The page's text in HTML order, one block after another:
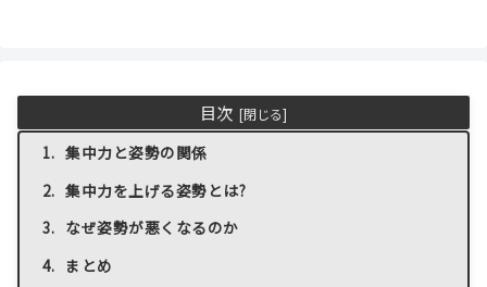
目次
集中力と姿勢の関係
集中力を上げる姿勢とは?
なぜ姿勢が悪くなるのか
まとめ